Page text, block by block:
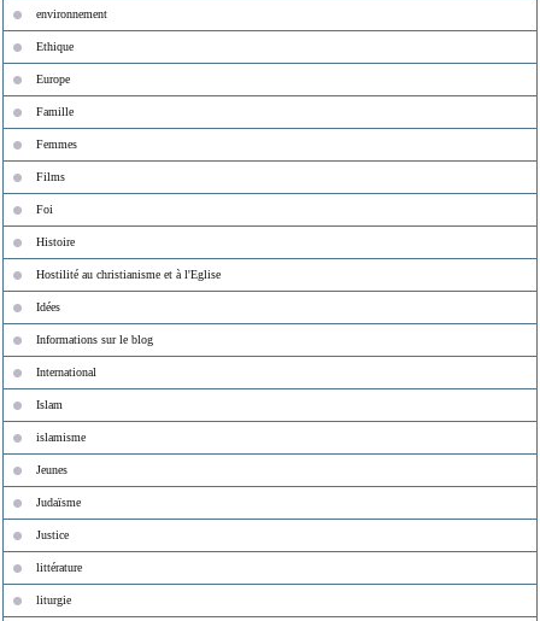
environnement
Ethique
Europe
Famille
Femmes
Films
Foi
Histoire
Hostilité au christianisme et à l'Eglise
Idées
Informations sur le blog
International
Islam
islamisme
Jeunes
Judaïsme
Justice
littérature
liturgie